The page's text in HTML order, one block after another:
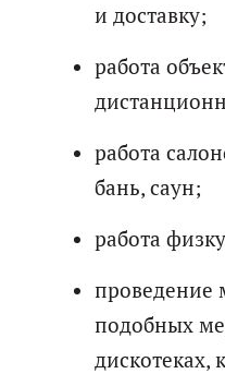
и доставку;
работа
работа
бань, саун;
работа
проведение
подобных
дискотеках,